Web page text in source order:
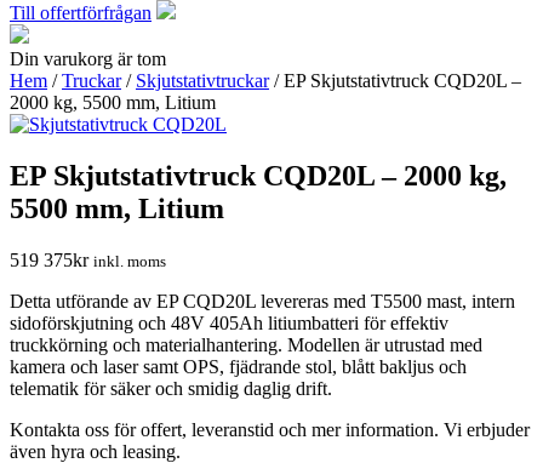
Till offertförfrågan
Din varukorg är tom
Hem /Truckar/ Skjutstativtruckar/ EP Skjutstativtruck CQD20L –
2000 kg, 5500 mm, Litium
EP Skjutstativtruck CQD20L – 2000 kg,
5500 mm, Litium
519 375kr inkl. moms
Detta utförande av EP CQD20L levereras med T5500 mast, intern
sidoförskjutning och 48V 405Ah litiumbatteri för effektiv
truckkörning och materialhantering. Modellen är utrustad med
kamera och laser samt OPS, fjädrande stol, blått bakljus och
telematik för säker och smidig daglig drift.
Kontakta oss för offert, leveranstid och mer information. Vi erbjuder
även hyra och leasing.